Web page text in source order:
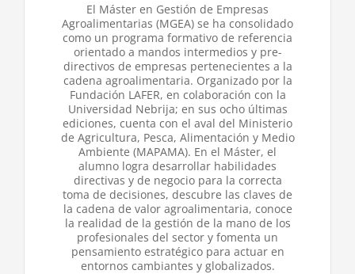
El Máster en Gestión de Empresas
Agroalimentarias (MGEA) se ha consolidado
como un programa formativo de referencia
orientado a mandos intermedios y pre-
directivos de empresas pertenecientes a la
cadena agroalimentaria. Organizado por la
Fundación LAFER, en colaboración con la
Universidad Nebrija; en sus ocho últimas
ediciones, cuenta con el aval del Ministerio
de Agricultura, Pesca, Alimentación y Medio
Ambiente (MAPAMA). En el Máster, el
alumno logra desarrollar habilidades
directivas y de negocio para la correcta
toma de decisiones, descubre las claves de
la cadena de valor agroalimentaria, conoce
la realidad de la gestión de la mano de los
profesionales del sector y fomenta un
pensamiento estratégico para actuar en
entornos cambiantes y globalizados.